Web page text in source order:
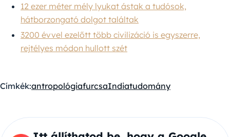
12 ezer méter mély lyukat ástak a tudósok,
hátborzongató dolgot találtak
3200 évvel ezelőtt több civilizáció is egyszerre,
rejtélyes módon hullott szét
Címkék:antropológiafurcsaIndiatudomány